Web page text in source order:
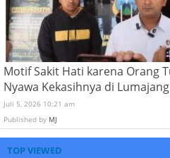
Motif Sakit Hati karena Orang
Nyawa Kekasihnya di Lumajang
Juli 5, 2026 10:21 am
Published by MJ
TOP VIEWED